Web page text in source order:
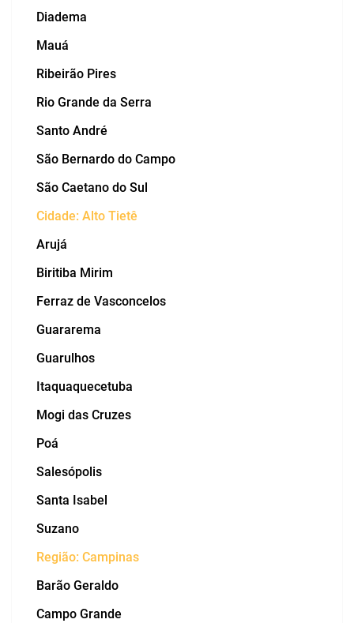
Diadema
Mauá
Ribeirão Pires
Rio Grande da Serra
Santo André
São Bernardo do Campo
São Caetano do Sul
Cidade: Alto Tietê
Arujá
Biritiba Mirim
Ferraz de Vasconcelos
Guararema
Guarulhos
Itaquaquecetuba
Mogi das Cruzes
Poá
Salesópolis
Santa Isabel
Suzano
Região: Campinas
Barão Geraldo
Campo Grande